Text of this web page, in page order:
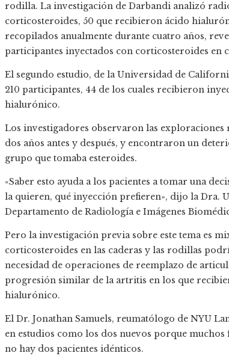
rodilla. La investigación de Darbandi analizó
corticosteroides, 50 que recibieron ácido
recopilados anualmente durante cuatro años,
participantes inyectados con corticosteroides en
El segundo estudio, de la Universidad de
210 participantes, 44 de los cuales recibieron
hialurónico.
Los investigadores observaron las exploraciones
dos años antes y después, y encontraron un
grupo que tomaba esteroides.
«Saber esto ayuda a los pacientes a tomar una
la quieren, qué inyección prefieren», dijo la Dra.
Departamento de Radiología e Imágenes
Pero la investigación previa sobre este tema es
corticosteroides en las caderas y las rodillas
necesidad de operaciones de reemplazo de
progresión similar de la artritis en los que
hialurónico.
El Dr. Jonathan Samuels, reumatólogo de NYU
en estudios como los dos nuevos porque
no hay dos pacientes idénticos.